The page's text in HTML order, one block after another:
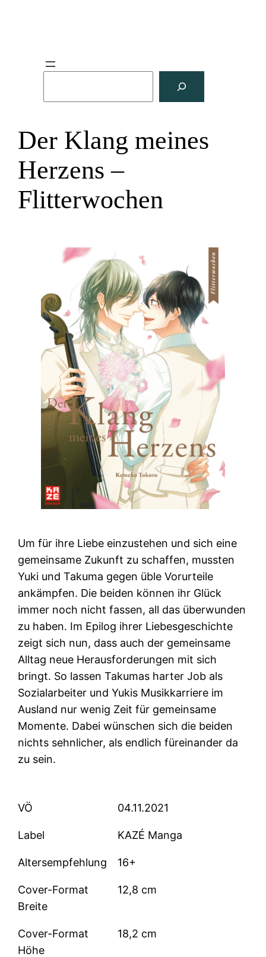
e
Der Klang meines
Herzens –
Flitterwochen
Um für ihre Liebe einzustehen und sich eine
gemeinsame Zukunft zu schaffen, mussten
Yuki und Takuma gegen üble Vorurteile
ankämpfen. Die beiden können ihr Glück
immer noch nicht fassen, all das überwunden
zu haben. Im Epilog ihrer Liebesgeschichte
zeigt sich nun, dass auch der gemeinsame
Alltag neue Herausforderungen mit sich
bringt. So lassen Takumas harter Job als
Sozialarbeiter und Yukis Musikkarriere im
Ausland nur wenig Zeit für gemeinsame
Momente. Dabei wünschen sich die beiden
nichts sehnlicher, als endlich füreinander da
zu sein.
VÖ 04.11.2021
Label KAZÉ Manga
Altersempfehlung 16+
Cover-Format
Breite
12,8 cm
Cover-Format
Höhe
18,2 cm